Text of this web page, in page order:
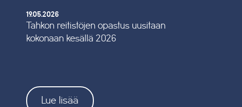
19.05.2026
Tahkon reitistöjen opastus uusitaan
kokonaan kesällä 2026
Lue lisää